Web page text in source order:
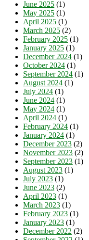
June 2025 (1)
May 2025 (1)
April 2025 (1)
March 2025 (2)
February 2025 (1)
January 2025 (1)
December 2024 (1)
October 2024 (1)
September 2024 (1)
August 2024 (1)
July 2024 (1)
June 2024 (1)
May 2024 (1)
April 2024 (1)
February 2024 (1)
January 2024 (1)
December 2023 (2)
November 2023 (2)
September 2023 (1)
August 2023 (1)
July 2023 (1)
June 2023 (2)
April 2023 (1)
March 2023 (1)
February 2023 (1)
January 2023 (1)
December 2022 (2)